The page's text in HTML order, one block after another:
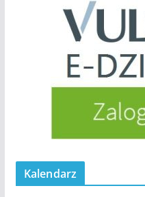
Kalendarz